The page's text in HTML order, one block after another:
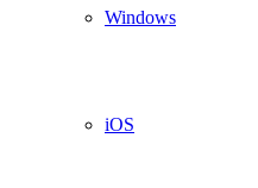
Windows
iOS